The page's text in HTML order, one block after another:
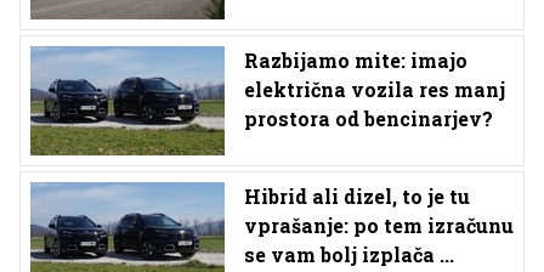
Razbijamo mite: imajo
električna vozila res manj
prostora od bencinarjev?
Hibrid ali dizel, to je tu
vprašanje: po tem izračunu
se vam bolj izplača ...